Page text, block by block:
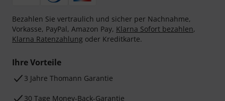
Bezahlen Sie vertraulich und sicher per Nachnahme,
Vorkasse, PayPal, Amazon Pay, Klarna Sofort bezahlen,
Klarna Ratenzahlung oder Kreditkarte.
Ihre Vorteile
3 Jahre Thomann Garantie
30 Tage Money-Back-Garantie